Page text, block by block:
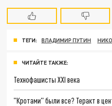
ТЕГИ: ВЛАДИМИР ПУТИН
ЧИТАЙТЕ ТАКЖЕ:
Технофашисты XXI века
"Кротами" были все? Теракт в